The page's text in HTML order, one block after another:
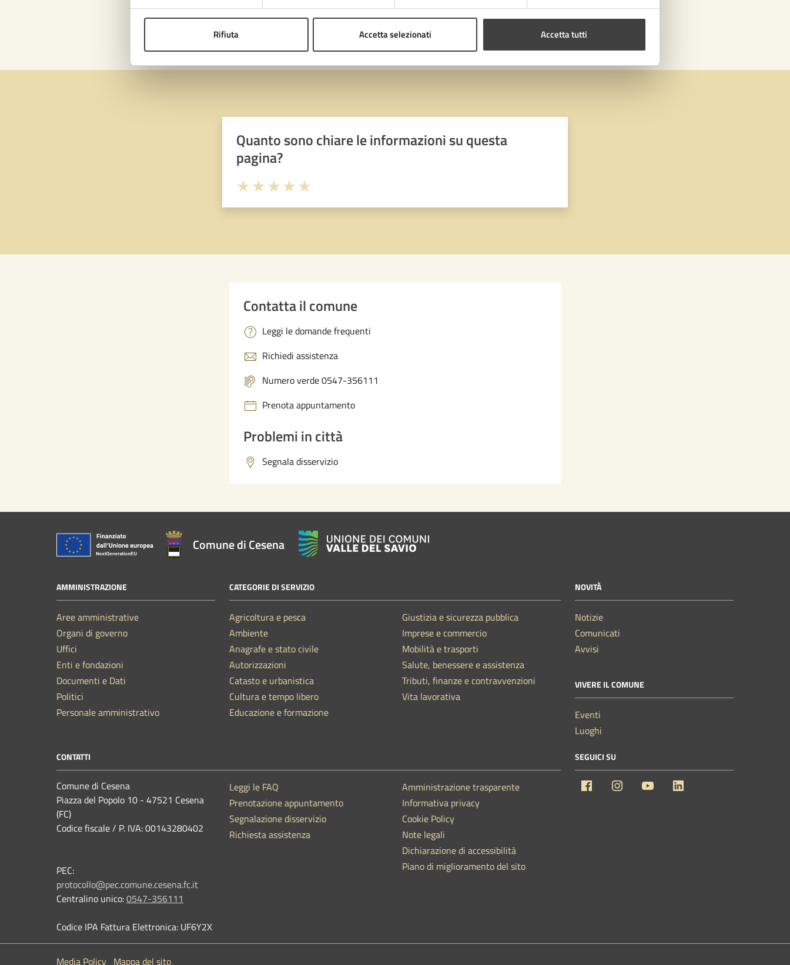
Rifiuta Accetta selezionati Accetta tutti
3
Quanto sono chiare le informazioni su questa
pagina?
Contatta il comune
Leggi le domande frequenti
Richiedi assistenza
Numero verde 0547-356111
Prenota appuntamento
Problemi in città
Segnala disservizio
Comune di Cesena
AMMINISTRAZIONE
Aree amministrative
Organi di governo
Uffici
Enti e fondazioni
Documenti e Dati
Politici
Personale amministrativo
CATEGORIE DI SERVIZIO
Agricoltura e pesca
Ambiente
Anagrafe e stato civile
Autorizzazioni
Catasto e urbanistica
Cultura e tempo libero
Educazione e formazione
Giustizia e sicurezza pubblica
Imprese e commercio
Mobilità e trasporti
Salute, benessere e assistenza
Tributi, finanze e contravvenzioni
Vita lavorativa
NOVITÀ
Notizie
Comunicati
Avvisi
VIVERE IL COMUNE
Eventi
Luoghi
CONTATTI
Comune di Cesena
Piazza del Popolo 10 - 47521 Cesena
(FC)
Codice fiscale / P. IVA: 00143280402
PEC:
protocollo@pec.comune.cesena.fc.it
Centralino unico:0547-356111
Codice IPA Fattura Elettronica: UF6Y2X
Leggi le FAQ
Prenotazione appuntamento
Segnalazione disservizio
Richiesta assistenza
Amministrazione trasparente
Informativa privacy
Cookie Policy
Note legali
Dichiarazione di accessibilità
Piano di miglioramento del sito
SEGUICI SU
Facebook Instagram YouTube
Media Policy Mappa del sito